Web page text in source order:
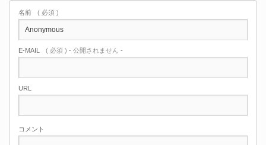
名前 ( 必須 )
E-MAIL ( 必須 ) - 公開されません -
URL
コメント